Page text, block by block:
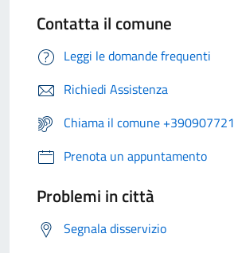
Contatta il comune
Leggi le domande frequenti
Richiedi Assistenza
Chiama il comune +390907721
Prenota un appuntamento
Problemi in città
Segnala disservizio